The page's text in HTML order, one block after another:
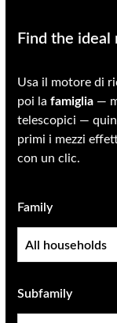
Find the ideal
Usa il motore di
poi lafamiglia —
telescopici —
primi i mezzi
con un clic.
Family
Subfamily